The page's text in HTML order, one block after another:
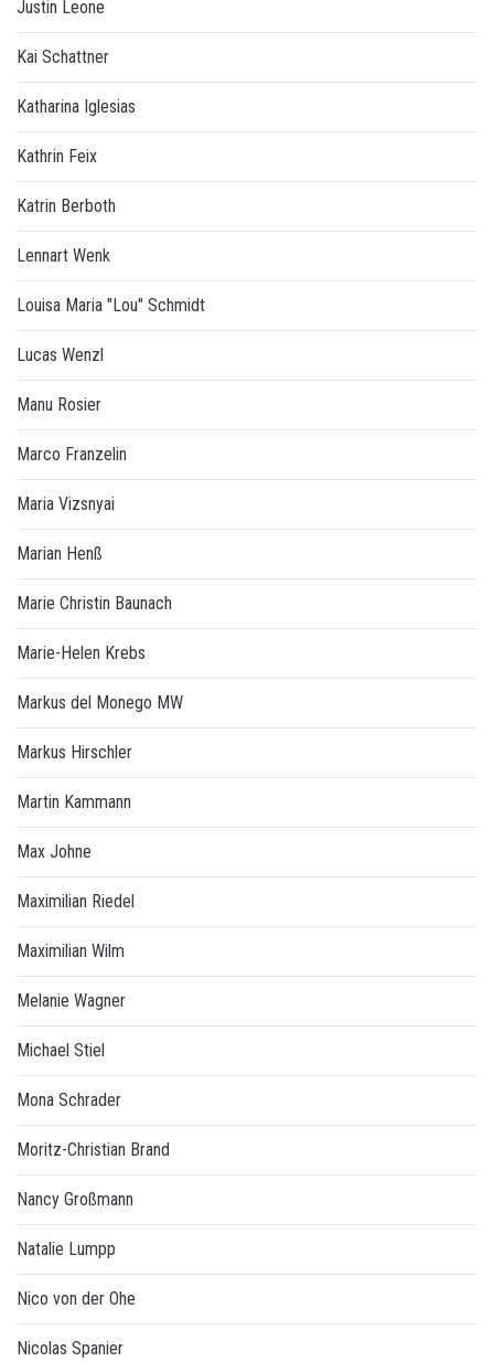
Justin Leone
Kai Schattner
Katharina Iglesias
Kathrin Feix
Katrin Berboth
Lennart Wenk
Louisa Maria "Lou" Schmidt
Lucas Wenzl
Manu Rosier
Marco Franzelin
Maria Vizsnyai
Marian Henß
Marie Christin Baunach
Marie-Helen Krebs
Markus del Monego MW
Markus Hirschler
Martin Kammann
Max Johne
Maximilian Riedel
Maximilian Wilm
Melanie Wagner
Michael Stiel
Mona Schrader
Moritz-Christian Brand
Nancy Großmann
Natalie Lumpp
Nico von der Ohe
Nicolas Spanier